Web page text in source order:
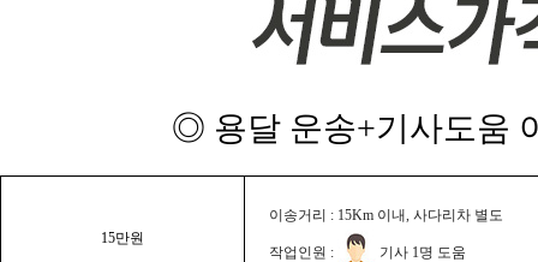
◎ 용달 운송+기사도움
15만원
이송거리 : 15Km 이내, 사다리차 별도
작업인원 : 기사 1명 도움